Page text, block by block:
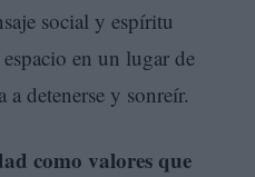
social y espíritu
en un lugar de
detenerse y sonreír.
como valores que